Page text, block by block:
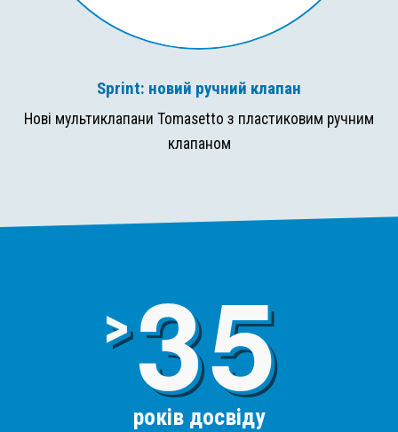
Sprint: новий ручний клапан
Нові мультиклапани Tomasetto з пластиковим ручним
клапаном
>3
років досвіду